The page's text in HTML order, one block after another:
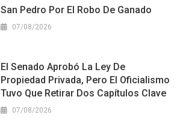
San Pedro Por El Robo De Ganado
07/08/2026
El Senado Aprobó La Ley De
Propiedad Privada, Pero El Oficialismo
Tuvo Que Retirar Dos Capítulos Clave
07/08/2026